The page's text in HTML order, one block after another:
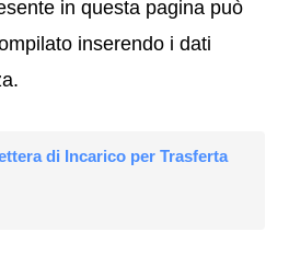
in questa pagina può
inserendo i dati
di Incarico per Trasferta